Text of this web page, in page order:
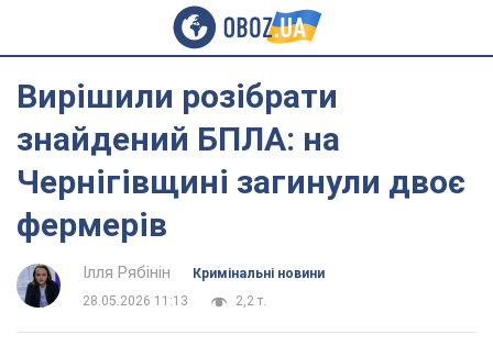
Вирішили розібрати
знайдений БПЛА: на
Чернігівщині загинули двоє
фермерів
Ілля Рябінін
Кримінальні новини
28.05.2026 11:13
2,2 т.